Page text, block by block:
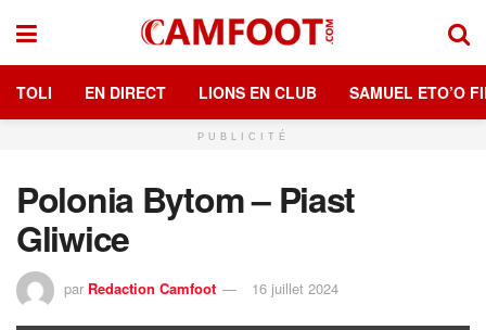
TOLI EN DIRECT LIONS EN CLUB SAMUEL ETO’O
PUBLICITÉ
Polonia Bytom – Piast
Gliwice
par Redaction Camfoot 16 juillet 2024